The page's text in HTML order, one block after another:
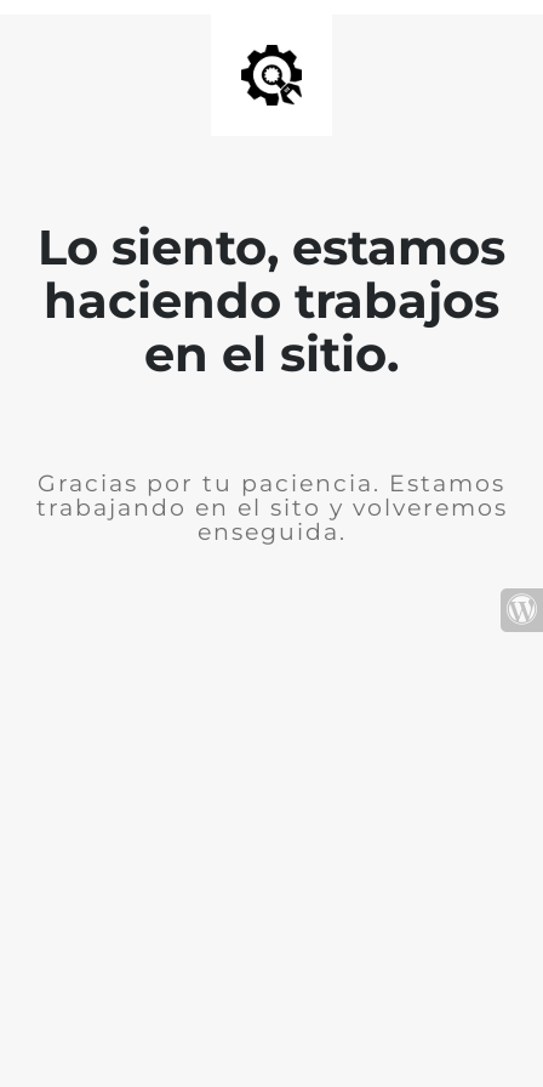
Lo siento, estamos
haciendo trabajos
en el sitio.
Gracias por tu paciencia. Estamos
trabajando en el sito y volveremos
enseguida.